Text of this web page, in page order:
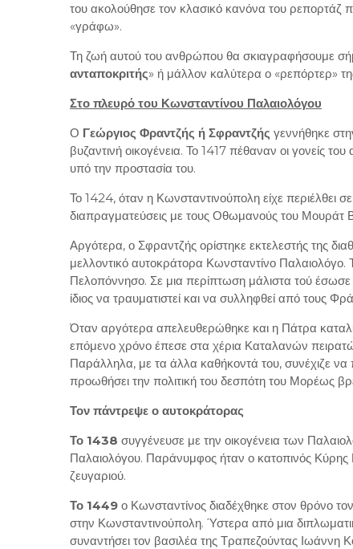
του ακολούθησε τον κλασικό κανόνα του ρεπορτάζ
«γράφω».
Τη ζωή αυτού του ανθρώπου θα σκιαγραφήσουμε
ανταποκριτής» ή μάλλον καλύτερα ο «ρεπόρτερ»
Στο πλευρό του Κωνσταντίνου Παλαιολόγου
Ο Γεώργιος Φραντζής ή Σφραντζής γεννήθηκε
βυζαντινή οικογένεια. Το 1417 πέθαναν οι γονείς
υπό την προστασία του.
Το 1424, όταν η Κωνσταντινούπολη είχε περιέλθει
διαπραγματεύσεις με τους Οθωμανούς του Μουράτ
Αργότερα, ο Σφραντζής ορίστηκε εκτελεστής της
μελλοντικό αυτοκράτορα Κωνσταντίνο Παλαιολόγο.
Πελοπόννησο. Σε μια περίπτωση μάλιστα τού
ίδιος να τραυματιστεί και να συλληφθεί από τους
Όταν αργότερα απελευθερώθηκε και η Πάτρα
επόμενο χρόνο έπεσε στα χέρια Καταλανών
Παράλληλα, με τα άλλα καθήκοντά του, συνέχιζε να
προωθήσει την πολιτική του δεσπότη του Μορέως
Τον πάντρεψε ο αυτοκράτορας
Το 1438 συγγένευσε με την οικογένεια των
Παλαιολόγου. Παράνυμφος ήταν ο κατοπινός Κύρης
ζευγαριού.
Το 1449 ο Κωνσταντίνος διαδέχθηκε στον θρόνο
στην Κωνσταντινούπολη. Ύστερα από μια
συναντήσει τον βασιλέα της Τραπεζούντας